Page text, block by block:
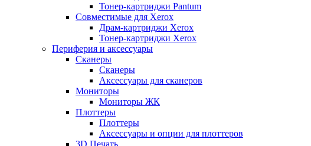
Тонер-картриджи Pantum
Совместимые для Xerox
Драм-картриджи Xerox
Тонер-картриджи Xerox
Периферия и аксессуары
Сканеры
Сканеры
Аксессуары для сканеров
Мониторы
Мониторы ЖК
Плоттеры
Плоттеры
Аксессуары и опции для плоттеров
3D Печать